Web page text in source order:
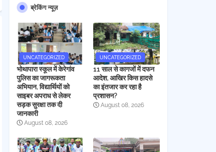
ब्रेकिंग न्यूज़
UNCATEGORIZED
भोथापारा स्कूल में केरेगांव
पुलिस का जागरूकता
अभियान, विद्यार्थियों को
साइबर अपराध से लेकर
सड़क सुरक्षा तक दी
जानकारी
August 08, 2026
UNCATEGORIZED
11 साल से कागजों में दफन
आदेश, आखिर किस हादसे
का इंतजार कर रहा है
प्रशासन?
August 08, 2026